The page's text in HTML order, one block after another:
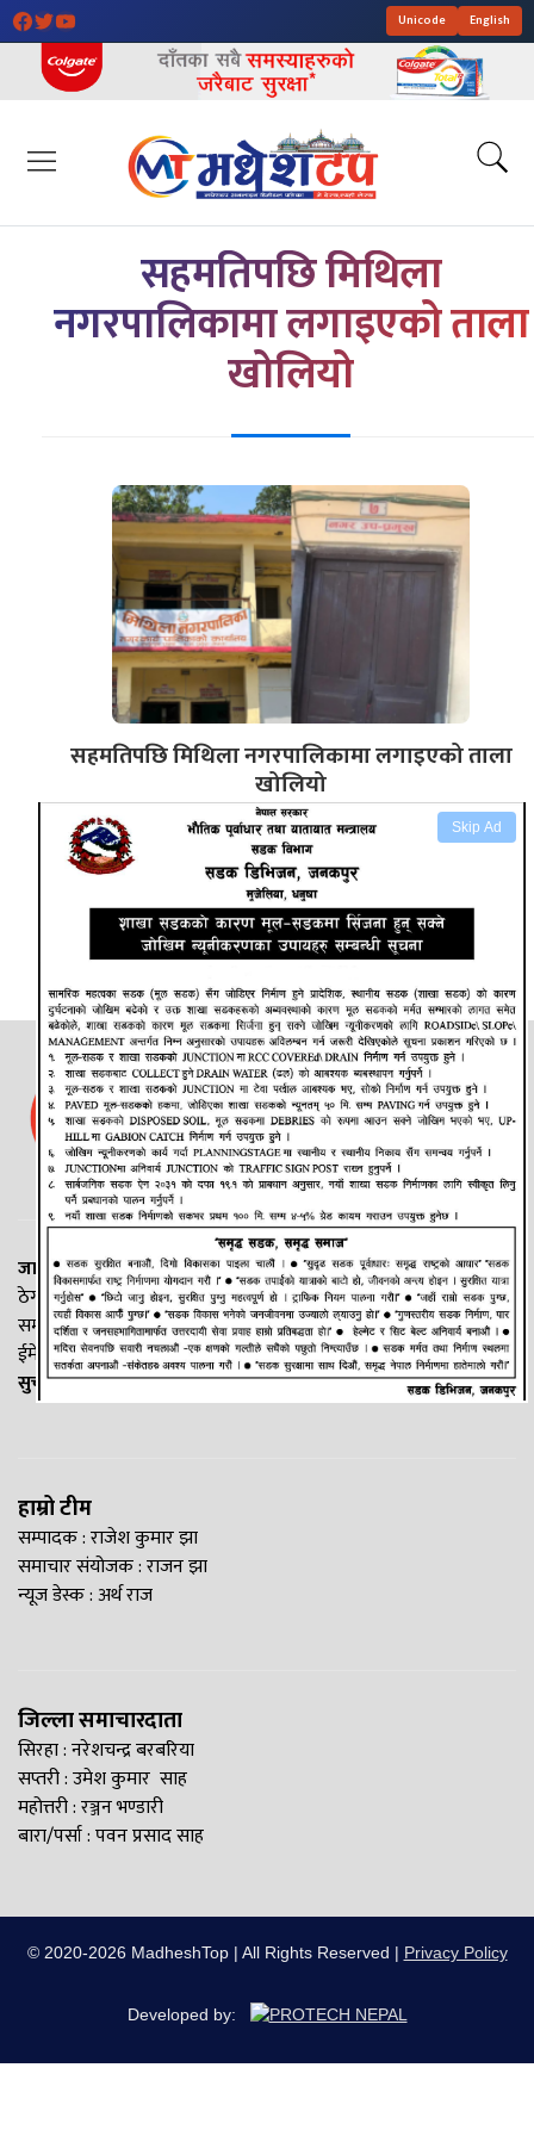
Skip Ad
Unicode English
सहमतिपछि मिथिला
नगरपालिकामा लगाइएको ताला
खोलियो
सहमतिपछि मिथिला नगरपालिकामा लगाइएको ताला
खोलियो
जानकी न्यूज नेटवर्क
ठेगाना: लक्ष्मीनियाँ -७, मधेश प्रदेश
सम्पर्क नं. : +977-9844100829
ईमेल:Madheshtopnews@gmail.com
सुचना विभाग दर्ता नं. २५४०/२०७७/७८
हाम्रो टीम
सम्पादक : राजेश कुमार झा
समाचार संयोजक : राजन झा
न्यूज डेस्क : अर्थ राज
जिल्ला समाचारदाता
सिरहा : नरेशचन्द्र बरबरिया
सप्तरी : उमेश कुमार साह
महोत्तरी : रञ्जन भण्डारी
बारा/पर्सा : पवन प्रसाद साह
© 2020-2026 MadheshTop | All Rights Reserved | Privacy Policy
Developed by: